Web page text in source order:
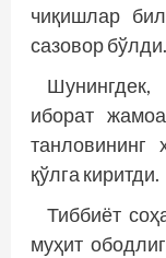
чиқишлар
сазовор бўлди.
иборат
танловининг
қўлга киритди.
Тиббиёт
муҳит